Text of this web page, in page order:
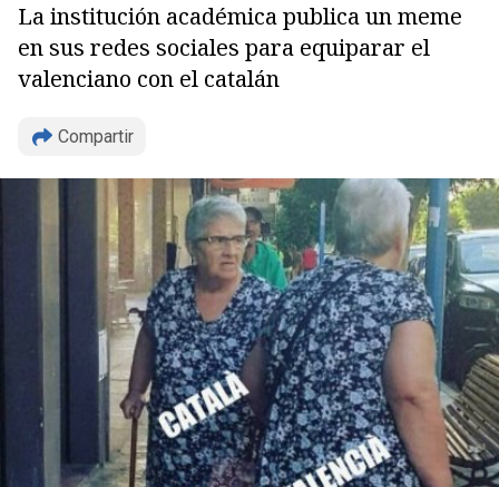
La institución académica publica un meme
en sus redes sociales para equiparar el
valenciano con el catalán
Compartir
Copiar